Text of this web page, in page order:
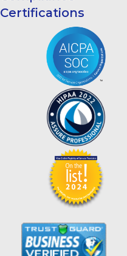
Certifications